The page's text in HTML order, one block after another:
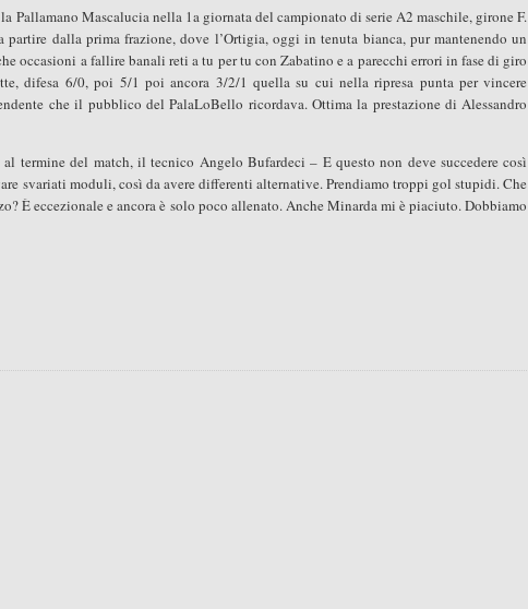
Pallamano Mascalucia nella 1a giornata del campionato di serie A2 maschile, girone F.
dalla prima frazione, dove l’Ortigia, oggi in tenuta bianca, pur mantenendo un
occasioni a fallire banali reti a tu per tu con Zabatino e a parecchi errori in fase di giro
difesa 6/0, poi 5/1 poi ancora 3/2/1 quella su cui nella ripresa punta per vincere
che il pubblico del PalaLoBello ricordava. Ottima la prestazione di Alessandro
termine del match, il tecnico Angelo Bufardeci – E questo non deve succedere così
svariati moduli, così da avere differenti alternative. Prendiamo troppi gol stupidi. Che
È eccezionale e ancora è solo poco allenato. Anche Minarda mi è piaciuto. Dobbiamo